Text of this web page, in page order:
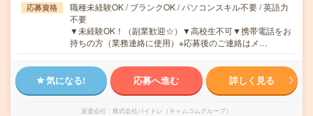
応募資格
職種未経験OK / ブランクOK / パソコンスキル不要 / 英語力
不要
▼未経験OK！（副業歓迎☆）▼高校生不可▼携帯電話をお
持ちの方（業務連絡に使用）※応募後のご連絡はメ…
気になる! 応募へ進む 詳しく見る
派遣会社 株式会社バイトレ（キャムコムグループ）